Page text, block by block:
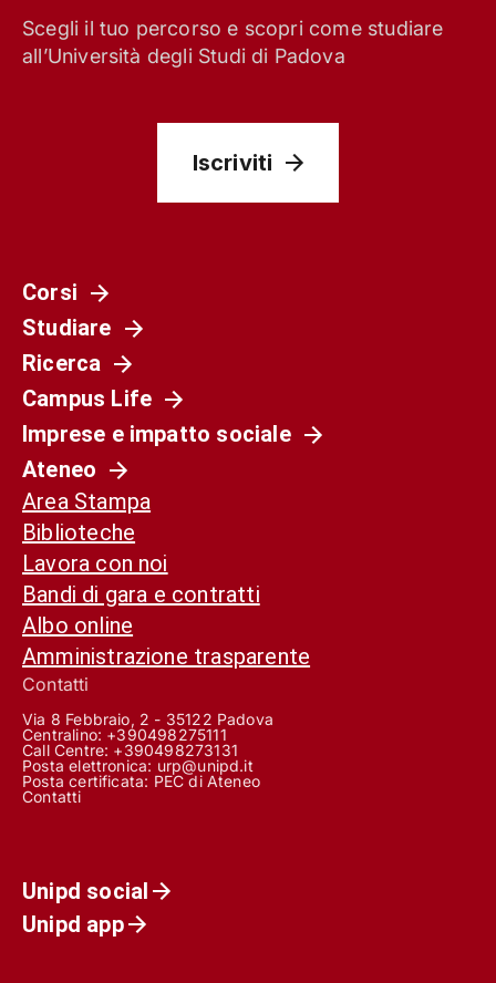
Scegli il tuo percorso e scopri come studiare
all’Università degli Studi di Padova
Iscriviti
Corsi
Studiare
Ricerca
Campus Life
Imprese e impatto sociale
Ateneo
Area Stampa
Biblioteche
Lavora con noi
Bandi di gara e contratti
Albo online
Amministrazione trasparente
Contatti
Via 8 Febbraio, 2 - 35122 Padova
Centralino: +390498275111
Call Centre: +390498273131
Posta elettronica: urp@unipd.it
Posta certificata: PEC di Ateneo
Contatti
Unipd social
Unipd app